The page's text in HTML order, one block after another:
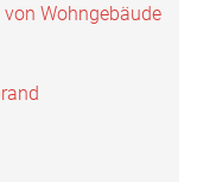
Wohngebäude